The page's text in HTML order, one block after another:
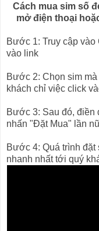
Cách mua sim số
mở điện thoại
Bước 1: Truy cập vào
vào link
Bước 2: Chọn sim
khách chỉ việc click
Bước 3: Sau đó, điền
nhấn "Đặt Mua" lần
Bước 4: Quá trình
nhanh nhất tới quý